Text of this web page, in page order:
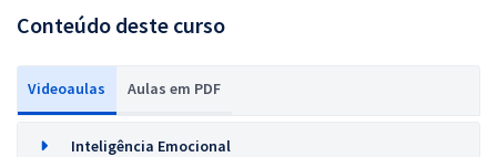
Conteúdo deste curso
Videoaulas Aulas em PDF
Inteligência Emocional